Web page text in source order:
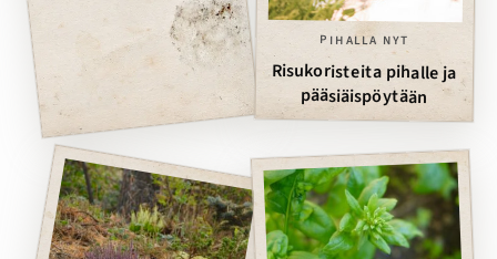
PIHALLA NYT
Risukoristeita pihalle ja
pääsiäispöytään